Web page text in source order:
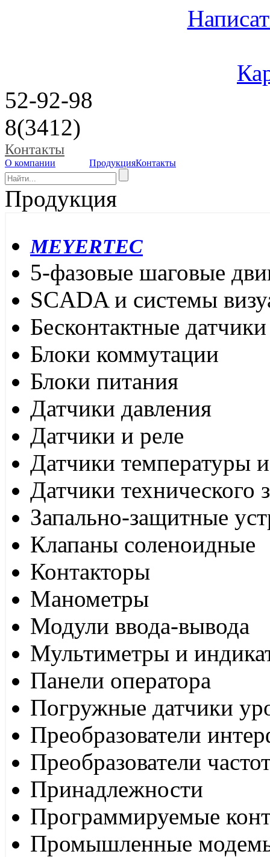
52-92-98
8(3412)
Контакты
О компании ПродукцияКонтакты
Продукция
MEYERTEC
5-фазовые шаговые
SCADA и системы
Бесконтактные датчики
Блоки коммутации
Блоки питания
Датчики давления
Датчики и реле
Датчики температуры
Датчики технического
Запально-защитные
Клапаны соленоидные
Контакторы
Манометры
Модули ввода-вывода
Мультиметры и
Панели оператора
Погружные датчики
Преобразователи
Преобразователи
Принадлежности
Программируемые
Промышленные